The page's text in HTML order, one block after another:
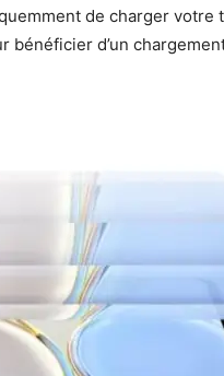
de charger votre
bénéficier d’un